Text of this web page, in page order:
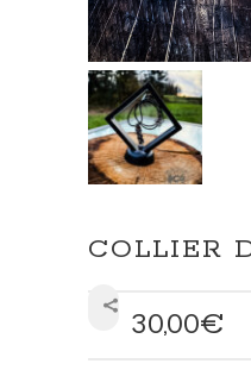
COLLIER
30,00€